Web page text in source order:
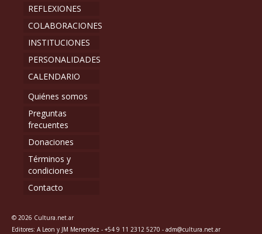
REFLEXIONES
COLABORACIONES
INSTITUCIONES
PERSONALIDADES
CALENDARIO
Quiénes somos
Preguntas
frecuentes
Donaciones
Términos y
condiciones
Contacto
© 2026 Cultura.net.ar
Editores: A Leon y JM Menendez - +54 9 11 2312 5270 - adm@cultura.net.ar